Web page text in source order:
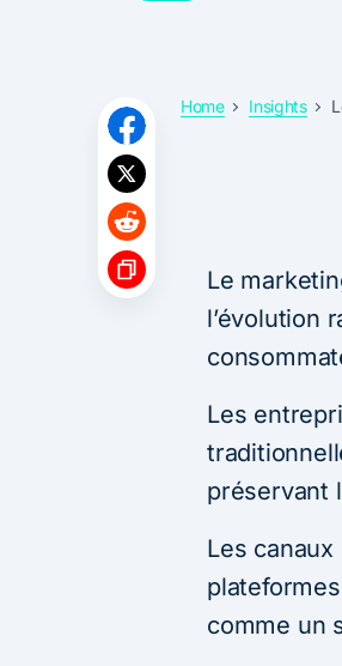
Home Insights
Le
l’évolution
Les
préservant
Les canaux
comme un